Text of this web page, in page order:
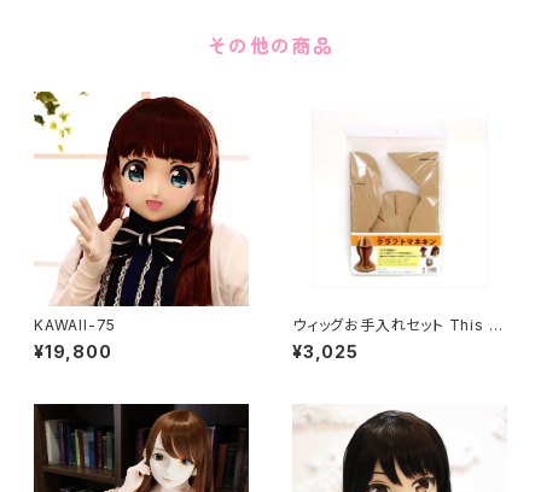
その他の商品
KAWAII-75
¥19,800
ウィッグお手入れセット This it
em can not ship overseas
¥3,025